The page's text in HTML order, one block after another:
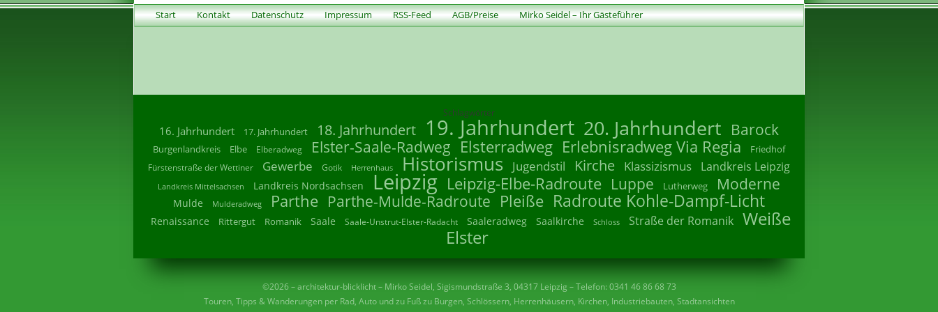
Start Kontakt Datenschutz Impressum RSS-Feed AGB/Preise Mirko Seidel – Ihr Gästeführer
Schlagwörter
16. Jahrhundert 17. Jahrhundert 18. Jahrhundert 19. Jahrhundert 20. Jahrhundert Barock
Burgenlandkreis Elbe Elberadweg Elster-Saale-Radweg Elsterradweg Erlebnisradweg Via Regia Friedhof
Fürstenstraße der Wettiner Gewerbe Gotik Herrenhaus Historismus Jugendstil Kirche Klassizismus Landkreis Leipzig
Landkreis Mittelsachsen Landkreis Nordsachsen Leipzig Leipzig-Elbe-Radroute Luppe Lutherweg Moderne
Mulde Mulderadweg Parthe Parthe-Mulde-Radroute Pleiße Radroute Kohle-Dampf-Licht
Renaissance Rittergut Romanik Saale Saale-Unstrut-Elster-Radacht Saaleradweg Saalkirche Schloss Straße der Romanik Weiße
Elster
©2026 – architektur-blicklicht – Mirko Seidel, Sigismundstraße 3, 04317 Leipzig – Telefon: 0341 46 86 68 73
Touren, Tipps & Wanderungen per Rad, Auto und zu Fuß zu Burgen, Schlössern, Herrenhäusern, Kirchen, Industriebauten, Stadtansichten